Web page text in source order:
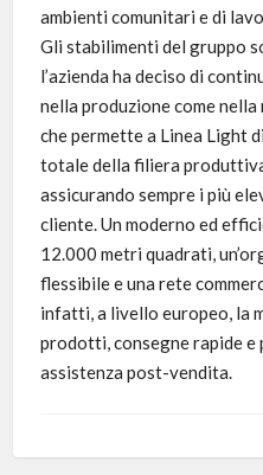
ambienti comunitari e di
Gli stabilimenti del gruppo
l’azienda ha deciso di
nella produzione come
che permette a Linea Light
totale della filiera
assicurando sempre i più
cliente. Un moderno ed
12.000 metri quadrati,
flessibile e una rete
infatti, a livello europeo, la
prodotti, consegne rapide e
assistenza post-vendita.